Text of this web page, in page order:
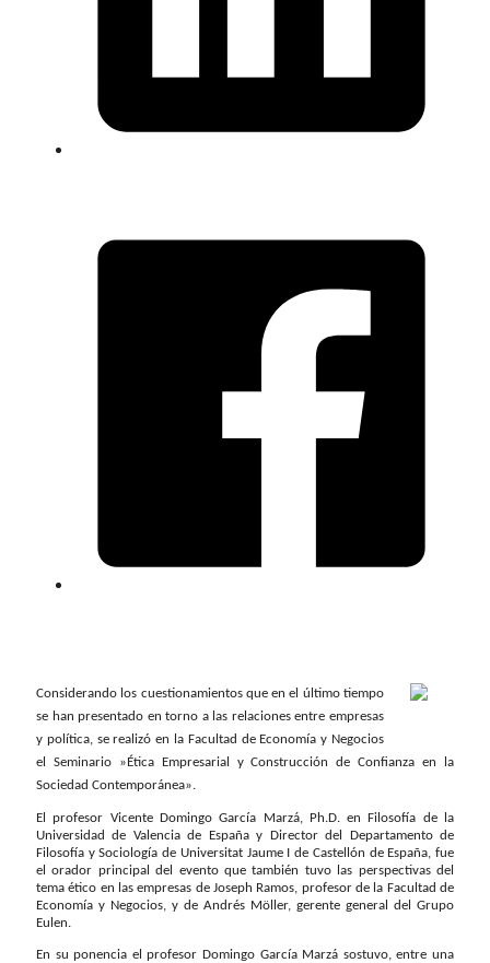
Considerando los cuestionamientos que en el último tiempo
se han presentado en torno a las relaciones entre empresas
y política, se realizó en la Facultad de Economía y Negocios
el Seminario »Ética Empresarial y Construcción de Confianza en la
Sociedad Contemporánea».
El profesor Vicente Domingo García Marzá, Ph.D. en Filosofía de la
Universidad de Valencia de España y Director del Departamento de
Filosofía y Sociología de Universitat Jaume I de Castellón de España, fue
el orador principal del evento que también tuvo las perspectivas del
tema ético en las empresas de Joseph Ramos, profesor de la Facultad de
Economía y Negocios, y de Andrés Möller, gerente general del Grupo
Eulen.
En su ponencia el profesor Domingo García Marzá sostuvo, entre una